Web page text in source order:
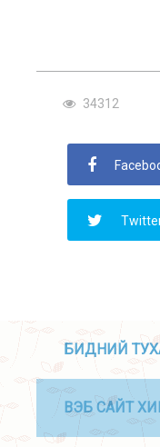
34312
БИДНИЙ
ВЭБ САЙТ